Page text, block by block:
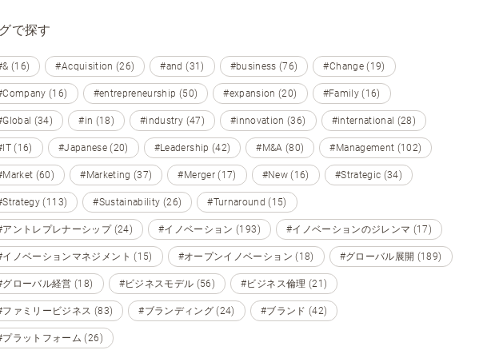
で探す
(16) #Acquisition (26) #and (31) #business (76) #Change (19)
(16) #entrepreneurship (50) #expansion (20) #Family (16)
(34) #in (18) #industry (47) #innovation (36) #international (28)
(16) #Japanese (20) #Leadership (42) #M&A (80) #Management (102)
(60) #Marketing (37) #Merger (17) #New (16) #Strategic (34)
(113) #Sustainability (26) #Turnaround (15)
アントレプレナーシップ (24) #イノベーション (193) #イノベーションのジレンマ (17)
イノベーションマネジメント (15) #オープンイノベーション (18) #グローバル展開 (189)
グローバル経営 (18) #ビジネスモデル (56) #ビジネス倫理 (21)
ファミリービジネス (83) #ブランディング (24) #ブランド (42)
プラットフォーム (26)